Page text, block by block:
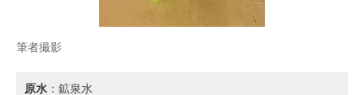
筆者撮影
原水 ：鉱泉水